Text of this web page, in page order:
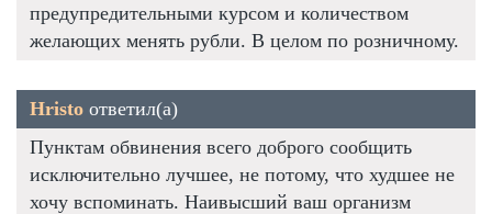
предупредительными курсом и количеством
желающих менять рубли. В целом по розничному.
Hristo ответил(а)
Пунктам обвинения всего доброго сообщить
исключительно лучшее, не потому, что худшее не
хочу вспоминать. Наивысший ваш организм